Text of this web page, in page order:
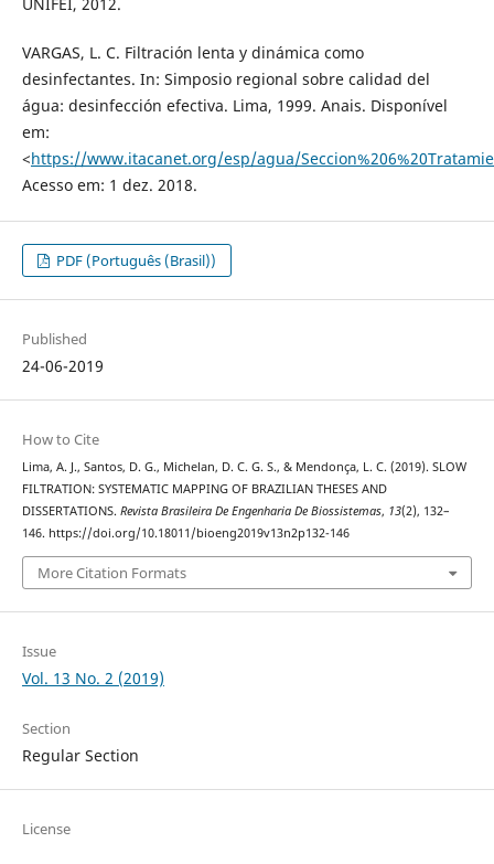
UNIFEI, 2012.
VARGAS, L. C. Filtración lenta y dinámica como
desinfectantes. In: Simposio regional sobre calidad del
água: desinfección efectiva. Lima, 1999. Anais. Disponível
em:
<https://www.itacanet.org/esp/agua/
Acesso em: 1 dez. 2018.
PDF (Português (Brasil))
Published
24-06-2019
How to Cite
Lima, A. J., Santos, D. G., Michelan, D. C. G. S., & Mendonça, L. C. (2019). SLOW
FILTRATION: SYSTEMATIC MAPPING OF BRAZILIAN THESES AND
DISSERTATIONS. Revista Brasileira De Engenharia De Biossistemas, 13(2), 132–
146. https://doi.org/10.18011/bioeng2019v13n2p132-146
More Citation Formats
Issue
Vol. 13 No. 2 (2019)
Section
Regular Section
License